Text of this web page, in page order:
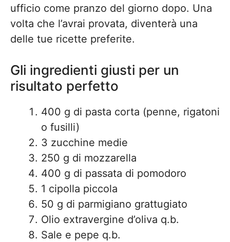
ufficio come pranzo del giorno dopo. Una
volta che l’avrai provata, diventerà una
delle tue ricette preferite.
Gli ingredienti giusti per un
risultato perfetto
400 g di pasta corta (penne, rigatoni
o fusilli)
3 zucchine medie
250 g di mozzarella
400 g di passata di pomodoro
1 cipolla piccola
50 g di parmigiano grattugiato
Olio extravergine d’oliva q.b.
Sale e pepe q.b.